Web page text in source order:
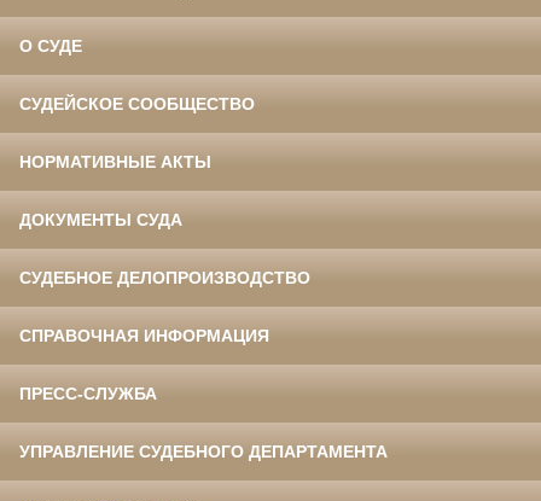
О СУДЕ
СУДЕЙСКОЕ СООБЩЕСТВО
НОРМАТИВНЫЕ АКТЫ
ДОКУМЕНТЫ СУДА
СУДЕБНОЕ ДЕЛОПРОИЗВОДСТВО
СПРАВОЧНАЯ ИНФОРМАЦИЯ
ПРЕСС-СЛУЖБА
УПРАВЛЕНИЕ СУДЕБНОГО ДЕПАРТАМЕНТА